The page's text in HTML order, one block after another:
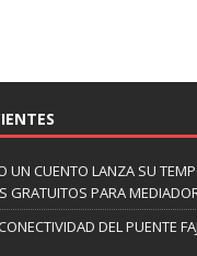
UN CUENTO LANZA SU
GRATUITOS PARA
DEL PUENTE